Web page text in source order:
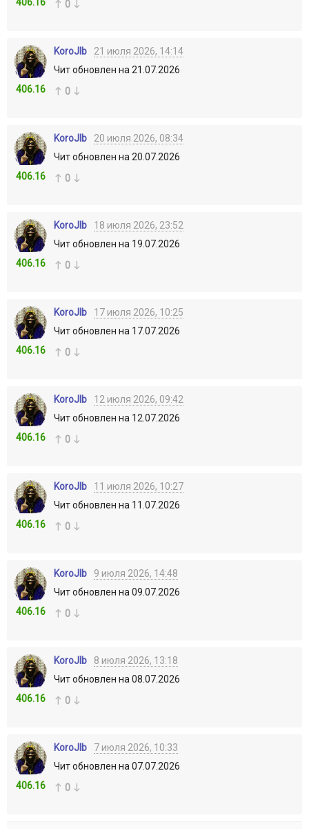
406.16
0
406.16
KoroJIb
21 июля 2026, 14:14
Чит обновлен на 21.07.2026
0
406.16
KoroJIb
20 июля 2026, 08:34
Чит обновлен на 20.07.2026
0
406.16
KoroJIb
18 июля 2026, 23:52
Чит обновлен на 19.07.2026
0
406.16
KoroJIb
17 июля 2026, 10:25
Чит обновлен на 17.07.2026
0
406.16
KoroJIb
12 июля 2026, 09:42
Чит обновлен на 12.07.2026
0
406.16
KoroJIb
11 июля 2026, 10:27
Чит обновлен на 11.07.2026
0
406.16
KoroJIb
9 июля 2026, 14:48
Чит обновлен на 09.07.2026
0
406.16
KoroJIb
8 июля 2026, 13:18
Чит обновлен на 08.07.2026
0
406.16
KoroJIb
7 июля 2026, 10:33
Чит обновлен на 07.07.2026
0